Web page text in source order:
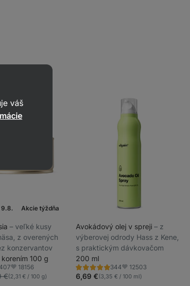
9.8. Akcie týždňa
⁠–⁠ veľké kusy
z overených
konzervantov
100 g
Obľúbené
18156
€(2,31 € / 100 g)
Avokádový olej v spreji⁠–⁠ z
výberovej odrody Hass z Kene,
s praktickým dávkovačom
200 ml
344
Hodnotenie
5.0/5,
344
Obľúbené
12503
6,69 €(3,35 € / 100 ml)
váš